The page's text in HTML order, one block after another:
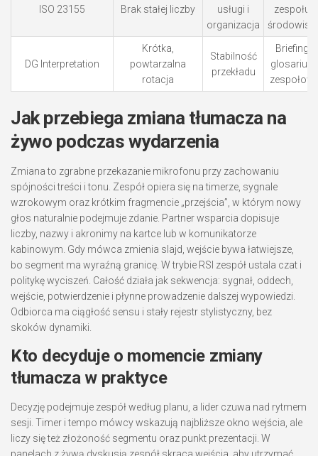
ISO 23155 Brak stałej liczby
usługi i
organizacja
zespołu i
DG Interpretation
Krótka,
powtarzalna
rotacja
Stabilność
przekładu
Briefing i
glosariusz
Jak przebiega zmiana tłumacza na
żywo podczas wydarzenia
Zmiana to zgrabne przekazanie mikrofonu przy zachowaniu
spójności treści i tonu. Zespół opiera się na timerze, sygnale
wzrokowym oraz krótkim fragmencie „przejścia”, w którym nowy
głos naturalnie podejmuje zdanie. Partner wsparcia dopisuje
liczby, nazwy i akronimy na kartce lub w komunikatorze
kabinowym. Gdy mówca zmienia slajd, wejście bywa łatwiejsze,
bo segment ma wyraźną granicę. W trybie RSI zespół ustala czat i
politykę wyciszeń. Całość działa jak sekwencja: sygnał, oddech,
wejście, potwierdzenie i płynne prowadzenie dalszej wypowiedzi.
Odbiorca ma ciągłość sensu i stały rejestr stylistyczny, bez
skoków dynamiki.
Kto decyduje o momencie zmiany
tłumacza w praktyce
Decyzję podejmuje zespół według planu, a lider czuwa nad rytmem
sesji. Timer i tempo mówcy wskazują najbliższe okno wejścia, ale
liczy się też złożoność segmentu oraz punkt prezentacji. W